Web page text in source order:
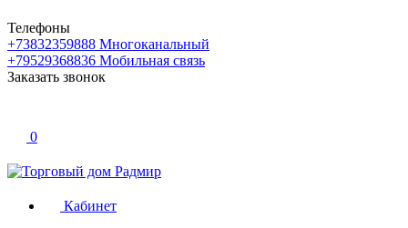
Телефоны
+73832359888 Многоканальный
+79529368836 Мобильная связь
Заказать звонок
0
Кабинет